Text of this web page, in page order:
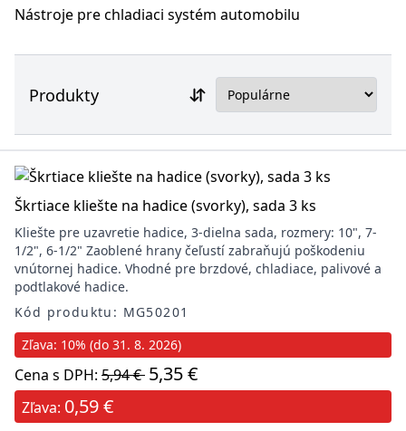
Nástroje pre chladiaci systém automobilu
Produkty
Škrtiace kliešte na hadice (svorky), sada 3 ks
Kliešte pre uzavretie hadice, 3-dielna sada, rozmery: 10", 7-
1/2", 6-1/2" Zaoblené hrany čeľustí zabraňujú poškodeniu
vnútornej hadice. Vhodné pre brzdové, chladiace, palivové a
podtlakové hadice.
Kód produktu: MG50201
Zľava: 10% (do 31. 8. 2026)
Cena s DPH: 5,94 € 5,35 €
Zľava: 0,59 €